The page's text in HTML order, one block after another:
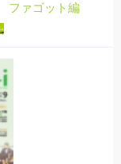
ファゴット編